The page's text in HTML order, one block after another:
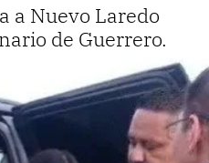
a Nuevo Laredo
de Guerrero.